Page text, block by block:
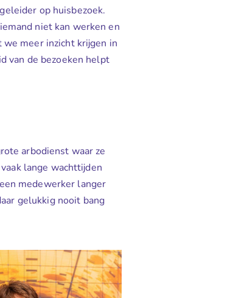
op huisbezoek.
niet kan werken en
meer inzicht krijgen in
van de bezoeken helpt
arbodienst waar ze
lange wachttijden
medewerker langer
gelukkig nooit bang